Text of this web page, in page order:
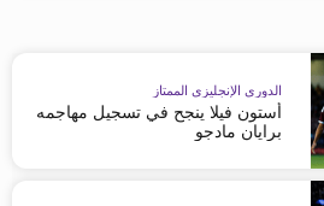
الدوري الإنجليزي الممتاز
أستون فيلا ينجح في تسجيل مهاجمه
برايان مادجو